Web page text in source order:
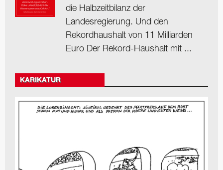
die Halbzeitbilanz der
Landesregierung. Und den
Rekordhaushalt von 11 Milliarden
Euro Der Rekord-Haushalt mit ...
KARIKATUR